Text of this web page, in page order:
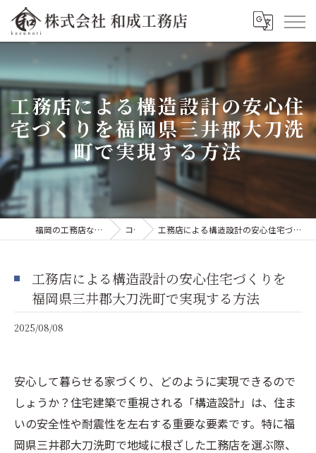
工務店による構造設計の安心住
宅づくりを福岡県三井郡大刀洗
町で実現する方法
福岡の工務店なら株式会社和成工務店 コラム 工務店による構造設計の安心住宅づくりを福岡県三井郡大刀洗町で実現する方法
工務店による構造設計の安心住宅づくりを
福岡県三井郡大刀洗町で実現する方法
2025/08/08
安心して暮らせる家づくり、どのように実現できるので
しょうか？住宅建築で重視される「構造設計」は、住ま
いの安全性や耐震性を左右する重要な要素です。特に福
岡県三井郡大刀洗町で地域に根ざした工務店を選ぶ際、